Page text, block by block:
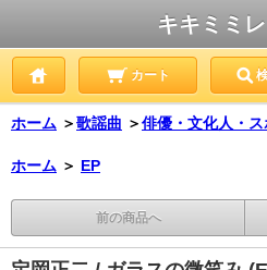
キキミミ
カート
ホーム ＞歌謡曲 ＞俳優・文化人・
ホーム ＞ EP
前の商品へ